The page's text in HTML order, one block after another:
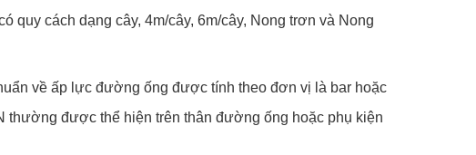
quy cách dạng cây, 4m/cây, 6m/cây, Nong trơn và Nong
về ấp lực đường ống được tính theo đơn vị là bar hoặc
thường được thể hiện trên thân đường ống hoặc phụ kiện